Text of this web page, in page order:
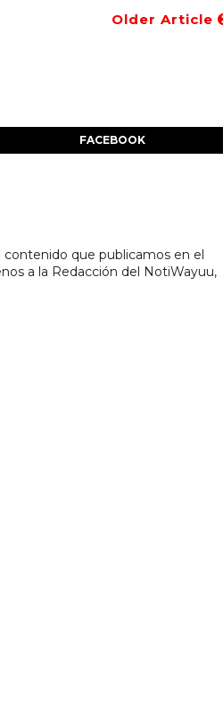
Older Article
FACEBOOK
que publicamos en el
a la Redacción del NotiWayuu,